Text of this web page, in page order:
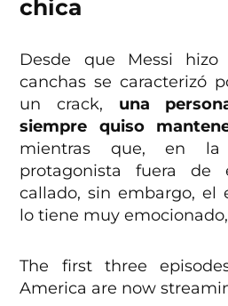
chica
Desde que Messi
canchas se caracterizó
un crack, una
siempre quiso
mientras que, en
protagonista fuera de
callado, sin embargo, el
lo tiene muy
The first three
America are now